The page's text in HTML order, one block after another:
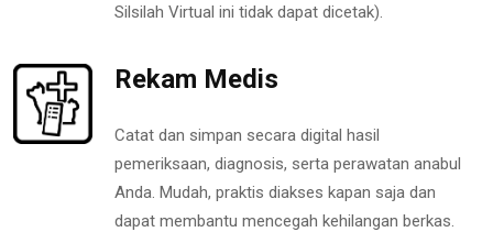
Silsilah Virtual ini tidak dapat dicetak).
Rekam Medis
Catat dan simpan secara digital hasil
pemeriksaan, diagnosis, serta perawatan anabul
Anda. Mudah, praktis diakses kapan saja dan
dapat membantu mencegah kehilangan berkas.